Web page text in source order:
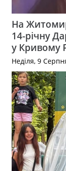
На
14-річну
у Кривому
Неділя, 9